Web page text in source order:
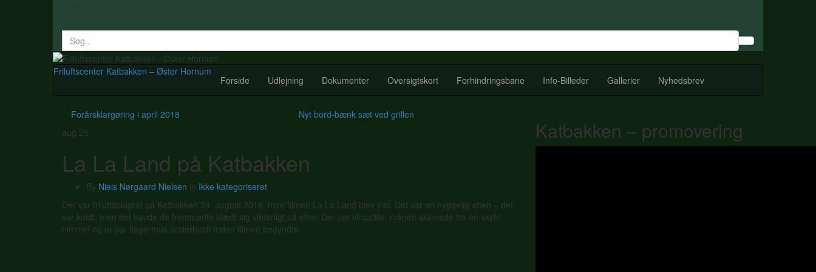
Search
for:
Friluftscenter Katbakken – Øster Hornum
Forside Udlejning Dokumenter Oversigtskort Forhindringsbane Info-Billeder Gallerier Nyhedsbrev
Forårsklargøring i april 2018
Nyt bord-bænk sæt ved grillen
aug 25
La La Land på Katbakken
By Niels Nørgaard Nielsen in Ikke kategoriseret
Der var friluftsbiograf på Katbakken 24. august 2018, hvor filmen La La Land blev vist. Det var en hyggelig aften – det
var koldt, men det havde de fremmødte klædt sig vinterligt på efter. Der var vindstille, månen skinnede fra en skyfri
himmel og et par flagermus underholdt inden filmen begyndte.
Katbakken – promovering